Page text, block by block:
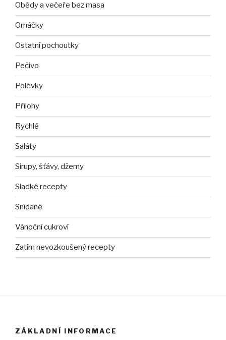
Obědy a večeře bez masa
Omáčky
Ostatní pochoutky
Pečivo
Polévky
Přílohy
Rychlé
Saláty
Sirupy, šťávy, džemy
Sladké recepty
Snídaně
Vánoční cukroví
Zatím nevozkoušený recepty
ZÁKLADNÍ INFORMACE